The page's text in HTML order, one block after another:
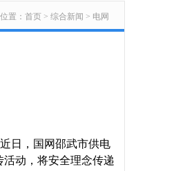
置： 首页 > 综合新闻 > 电网
日，国网邵武市供电
动，将安全理念传递